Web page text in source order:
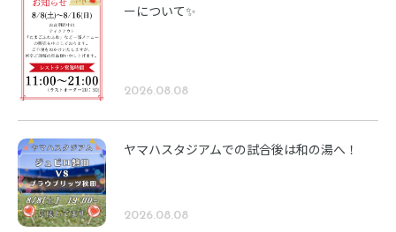
ーについて✨
2026.08.08
ヤマハスタジアムでの試合後は和の湯へ！
2026.08.08